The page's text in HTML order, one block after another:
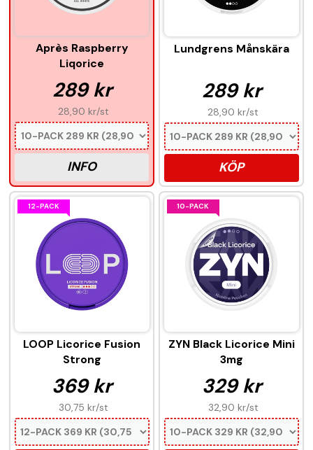
Après Raspberry
Liqorice
289 kr
28,90 kr/st
INFO
Lundgrens Månskära
289 kr
28,90 kr/st
KÖP
12-PACK
LOOP Licorice Fusion
Strong
369 kr
30,75 kr/st
10-PACK
ZYN Black Licorice Mini
3mg
329 kr
32,90 kr/st